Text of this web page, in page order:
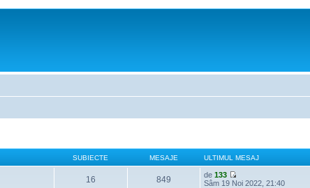
SUBIECTE MESAJE ULTIMUL MESAJ
16 849 de133
Sâm 19 Noi 2022, 21:40